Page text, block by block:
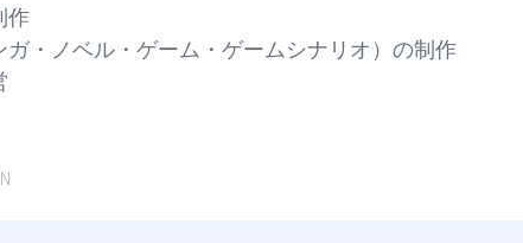
作
ガ・ノベル・ゲーム・ゲームシナリオ）の制作